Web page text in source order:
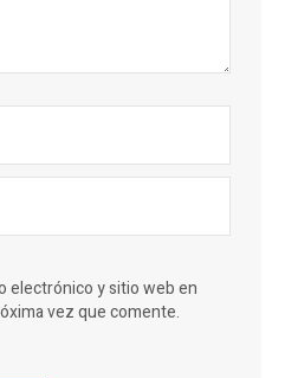
electrónico y sitio web en
vez que comente.